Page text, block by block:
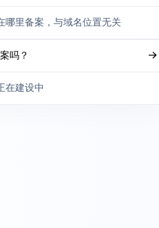
哪里备案，与域名位置无关
吗？
在建设中